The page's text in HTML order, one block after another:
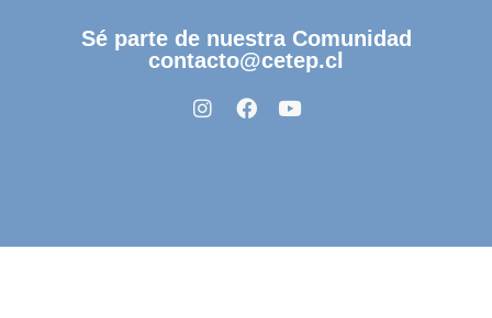
Sé parte de nuestra Comunidad
contacto@cetep.cl